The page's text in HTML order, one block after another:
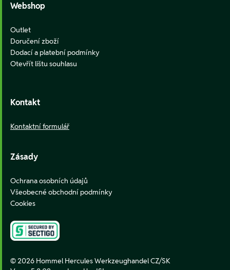
Webshop
Outlet
Doručení zboží
Dodací a platební podmínky
Otevřít lištu souhlasu
Kontakt
Kontaktní formulář
Zásady
Ochrana osobních údajů
Všeobecné obchodní podmínky
Cookies
© 2026 Hommel Hercules Werkzeughandel CZ/SK